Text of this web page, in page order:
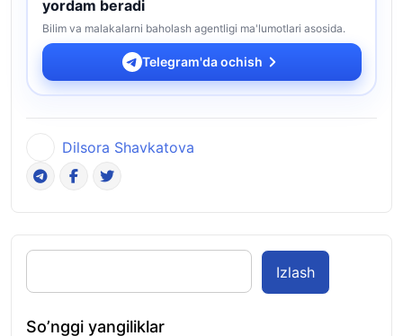
yordam beradi
Bilim va malakalarni baholash agentligi ma'lumotlari asosida.
Telegram'da ochish
Dilsora Shavkatova
Izlash
So’nggi yangiliklar